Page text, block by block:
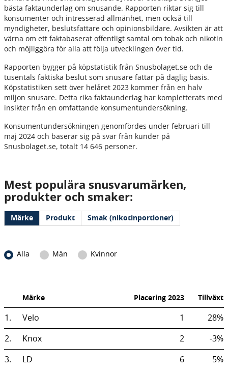
bästa faktaunderlag om snusande. Rapporten riktar sig till
konsumenter och intresserad allmänhet, men också till
myndigheter, beslutsfattare och opinionsbildare. Avsikten är att
värna om ett faktabaserat offentligt samtal om tobak och nikotin
och möjliggöra för alla att följa utvecklingen över tid.
Rapporten bygger på köpstatistik från Snusbolaget.se och de
tusentals faktiska beslut som snusare fattar på daglig basis.
Köpstatistiken sett över helåret 2023 kommer från en halv
miljon snusare. Detta rika faktaunderlag har kompletterats med
insikter från en omfattande konsumentundersökning.
Konsumentundersökningen genomfördes under februari till
maj 2024 och baserar sig på svar från kunder på
Snusbolaget.se, totalt 14 646 personer.
Mest populära snusvarumärken,
produkter och smaker: